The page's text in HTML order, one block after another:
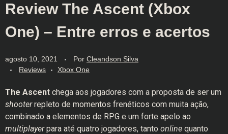
Review The Ascent (Xbox
One) – Entre erros e acertos
agosto 10, 2021 Por Cleandson Silva
Reviews
Xbox One
The Ascent chega aos jogadores com a proposta de ser um
shooterrepleto de momentos frenéticos com muita ação,
combinado a elementos de RPG e um forte apelo ao
multiplayerpara até quatro jogadores, tanto online quanto